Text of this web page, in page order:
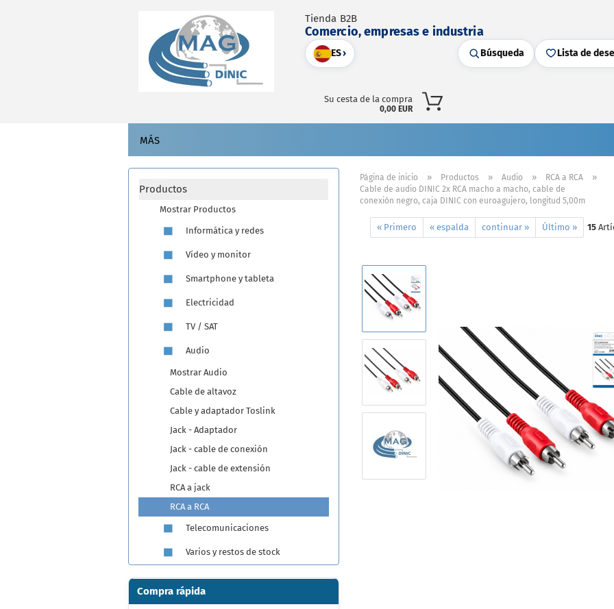
Tienda B2B
Comercio, empresas e industria
ES› Búsqueda Lista de
Su cesta de la compra
0,00 EUR
MÁS
Página de inicio » Productos » Audio » RCA a RCA »
Cable de audio DINIC 2x RCA macho a macho, cable de
conexión negro, caja DINIC con euroagujero, longitud 5,00m
« Primero « espalda continuar » Último » 15
Productos
Mostrar Productos
Informática y redes
Vídeo y monitor
Smartphone y tableta
Electricidad
TV / SAT
Audio
Mostrar Audio
Cable de altavoz
Cable y adaptador Toslink
Jack - Adaptador
Jack - cable de conexión
Jack - cable de extensión
RCA a jack
RCA a RCA
Telecomunicaciones
Varios y restos de stock
Compra rápida